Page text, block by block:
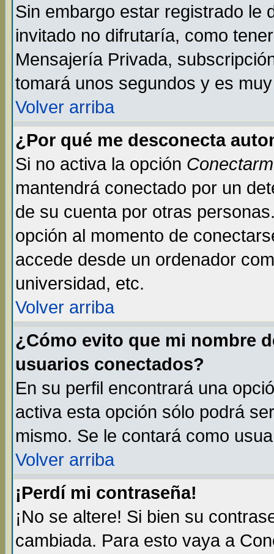
Sin embargo estar registrado le
invitado no difrutaría, como
Mensajería Privada,
tomará unos segundos y es
Volver arriba
¿Por qué me desconecta
Si no activa la opción
mantendrá conectado por un
de su cuenta por otras
opción al momento de
accede desde un ordenador
universidad, etc.
Volver arriba
¿Cómo evito que mi nombre
usuarios conectados?
En su perfil encontrará una
activa esta opción sólo podrá
mismo. Se le contará como
Volver arriba
¡Perdí mi contraseña!
¡No se altere! Si bien su
cambiada. Para esto vaya a